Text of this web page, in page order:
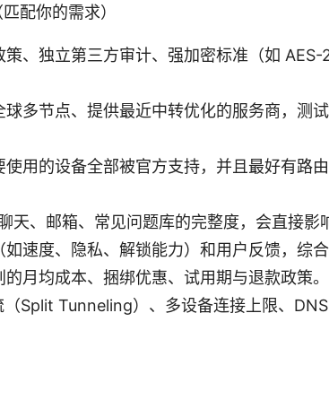
配你的需求）
、独立第三方审计、强加密标准（如
多节点、提供最近中转优化的服务商，测
用的设备全部被官方支持，并且最好有路
、邮箱、常见问题库的完整度，会直接影
速度、隐私、解锁能力）和用户反馈，综合
月均成本、捆绑优惠、试用期与退款政策。
Split Tunneling）、多设备连接上限、